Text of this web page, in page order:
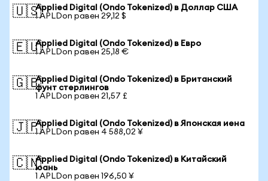
🇺🇸Applied Digital (Ondo Tokenized) в Доллар США
1 APLDon равен 29,12 $
🇪🇺Applied Digital (Ondo Tokenized) в Евро
1 APLDon равен 25,18 €
🇬🇧Applied Digital (Ondo Tokenized) в Британский
фунт стерлингов
1 APLDon равен 21,57 £
🇯🇵Applied Digital (Ondo Tokenized) в Японская иена
1 APLDon равен 4 588,02 ¥
🇨🇳Applied Digital (Ondo Tokenized) в Китайский
юань
1 APLDon равен 196,50 ¥